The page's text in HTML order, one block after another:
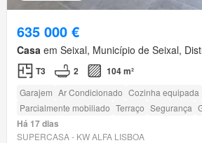
635 000 €
Casa em Seixal, Município de Seixal,
T3 2 104 m²
Garajem Ar Condicionado Cozinha equipada
Parcialmente mobiliado Terraço Segurança
Há 17 dias
SUPERCASA - KW ALFA LISBOA